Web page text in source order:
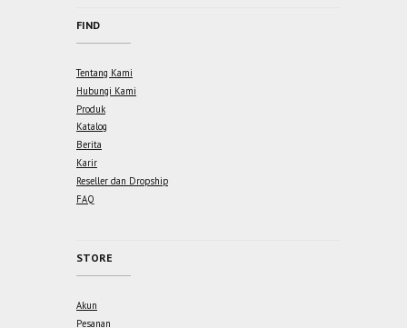
FIND
Tentang Kami
Hubungi Kami
Produk
Katalog
Berita
Karir
Reseller dan Dropship
FAQ
STORE
Akun
Pesanan